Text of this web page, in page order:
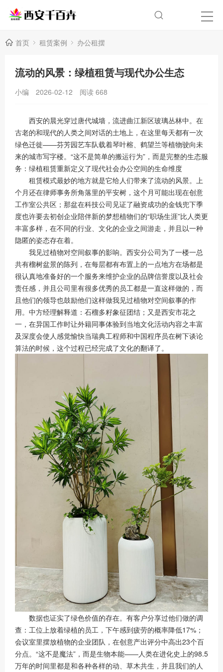
首页 租赁案例 办公租摆
流动的风景：绿植租赁与现代办公生态
小编 2026-02-12 阅读 668
西安的晨光穿过唐代城墙，流进曲江新区玻璃丛林中。在
古老的和现代的人类之间对话的土地上，在这里每天都有一次
绿色迁徙——芬芳园艺车队载着琴叶榕、鹤望兰等植物驶向未
来的城市写字楼。“这不是简单的搬运行为”，而是完整的生态服
务：绿植租赁重新定义了现代社会办公空间的生命维度
租赁模式最妙的地方就是它给人们带来了流动的风景。上
个月还在律师事务所角落里的平安树，这个月可能出现在创意
工作室公共区；那盆在科技公司见证了融资成功的金钱兜下季
度也许要去初创企业陪伴新的梦想植物们的“职场生涯”比人类更
丰富多样，在不同的行业、文化的企业之间游走，并且以一种
隐匿的姿态存在着。
我见过植物对空间叙事的影响。西安分公司为了一楼一总
共有榴树盆景的陈列，在每层都有布置上的一点地方在场都是
很认真地准备好的一个服务来维护企业的品牌信誉度以及社会
责任感，并且公司里有很多优秀的员工都是一直这样做的，而
且他们的领导也鼓励他们这样做我见过植物对空间叙事的作
用。中方经理解释道：石榴多籽象征团结；又是西安市花之
一，在异国工作时让外籍同事体验到当地文化活动内容之丰富
及深度会使人感觉愉快当瑞典工程师和中国程序员在树下谈论
算法的时候，这个过程已经完成了文化的翻译了。
数据也证实了绿色价值的存在。有客户分享过他们做的调
查：工位上放着绿植的员工，下午感到疲劳的概率降低17%；
会议室里摆放植物的企业团队，在创意产出评分中高出23个百
分点。“这不是魔法”，而是生物本能——人类在进化史上的98.5
万年的时间里都是和各种各样的动、草木共生，并且我们的人